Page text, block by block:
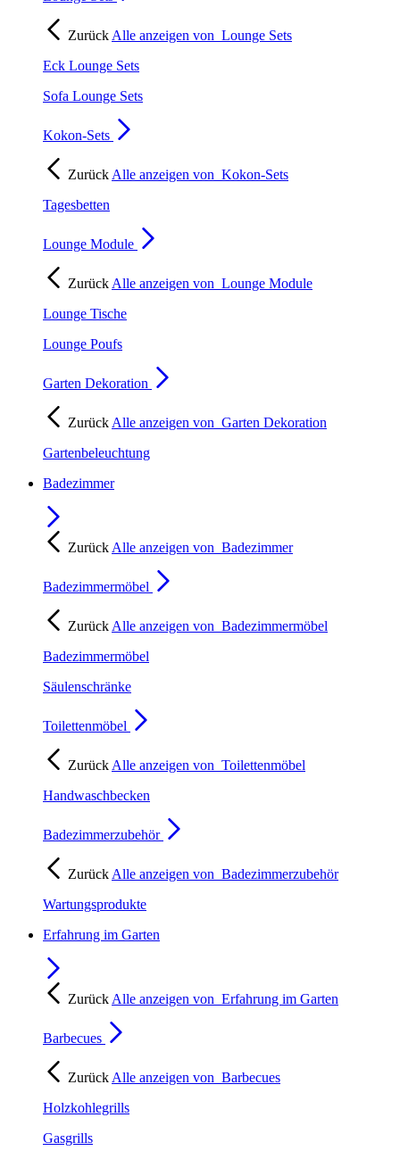
Zurück Alle anzeigen von Lounge Sets
Eck Lounge Sets
Sofa Lounge Sets
Kokon-Sets
Zurück Alle anzeigen von Kokon-Sets
Tagesbetten
Lounge Module
Zurück Alle anzeigen von Lounge Module
Lounge Tische
Lounge Poufs
Garten Dekoration
Zurück Alle anzeigen von Garten Dekoration
Gartenbeleuchtung
Badezimmer
Zurück Alle anzeigen von Badezimmer
Badezimmermöbel
Zurück Alle anzeigen von Badezimmermöbel
Badezimmermöbel
Säulenschränke
Toilettenmöbel
Zurück Alle anzeigen von Toilettenmöbel
Handwaschbecken
Badezimmerzubehör
Zurück Alle anzeigen von Badezimmerzubehör
Wartungsprodukte
Erfahrung im Garten
Zurück Alle anzeigen von Erfahrung im Garten
Barbecues
Zurück Alle anzeigen von Barbecues
Holzkohlegrills
Gasgrills